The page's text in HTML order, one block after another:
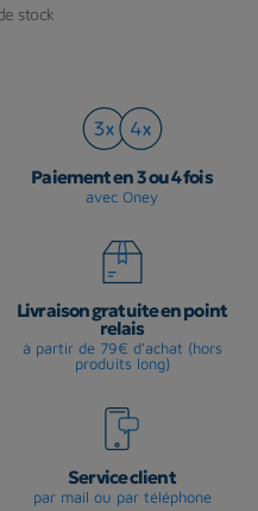
stock
Paiement en 3 ou 4 fois
avec Oney
Livraison gratuite en point
relais
à partir de 79€ d'achat (hors
produits long)
Service client
par mail ou par téléphone